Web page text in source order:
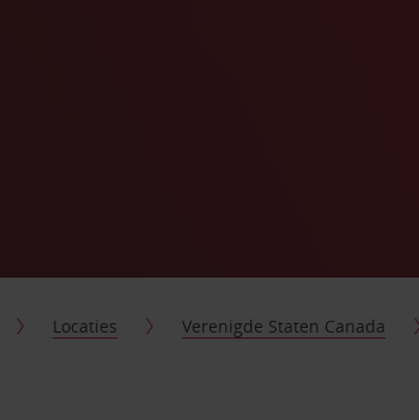
Locaties Verenigde Staten Canada